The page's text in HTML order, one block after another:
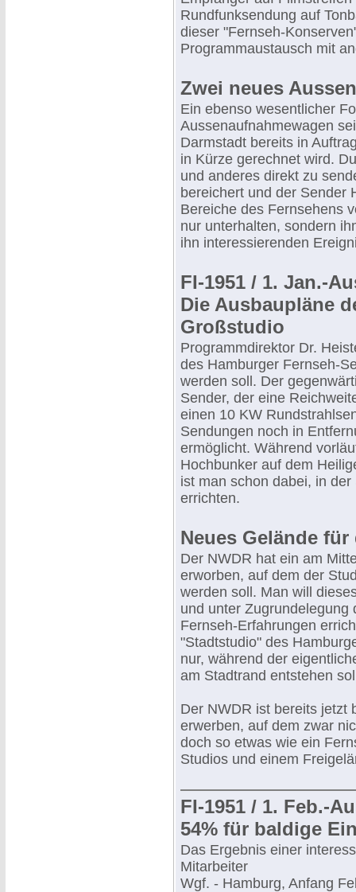
Rundfunksendung auf
dieser "Fernseh-
Programmaustausch mit
Zwei neues
Ein ebenso wesentlicher
Aussenaufnahmewagen
Darmstadt bereits in
in Kürze gerechnet wird.
und anderes direkt zu
bereichert und der Sender
Bereiche des Fernsehens
nur unterhalten, sondern
ihn interessierenden
FI-1951 / 1. Jan.-
Die Ausbaupläne
Großstudio
Programmdirektor Dr.
des Hamburger Fernseh-
werden soll. Der
Sender, der eine
einen 10 KW
Sendungen noch in
ermöglicht. Während
Hochbunker auf dem
ist man schon dabei, in
errichten.
Neues Gelände
Der NWDR hat ein am
erworben, auf dem der
werden soll. Man will
und unter Zugrundelegung
Fernseh-Erfahrungen
"Stadtstudio" des
nur, während der
am Stadtrand entstehen
Der NWDR ist bereits jetzt
erwerben, auf dem zwar
doch so etwas wie ein
Studios und einem
FI-1951 / 1. Feb.-
54% für baldige
Das Ergebnis einer
Mitarbeiter
Wgf. - Hamburg, Anfang